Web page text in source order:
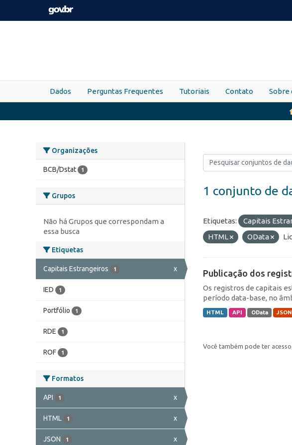
Skip to main content
Dados Perguntas Frequentes Tutoriais Contato Sobre
Organizações
BCB/Dstat 1
Grupos
Não há Grupos que correspondam a
essa busca
Etiquetas
Capitais Estrangeiros 1 x
IED 1
Portfólio 1
RDE 1
ROF 1
Formatos
API 1 x
HTML 1 x
JSON 1 x
1 conjunto de
Etiquetas: Capitais
HTML
OData
Publicação dos
Os registros de capitais
período data-base, no
HTML API OData JSON
Você também pode ter